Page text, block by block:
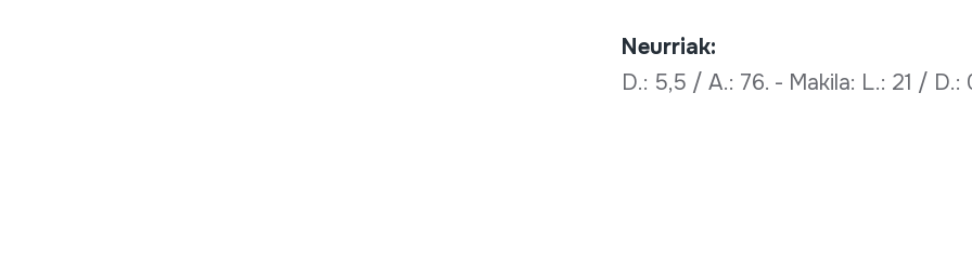
Neurriak:
D.: 5,5 / A.: 76. - Makila: L.: 21 / D.: